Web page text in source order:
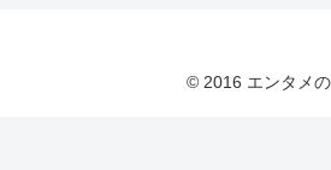
© 2016 エンタメ